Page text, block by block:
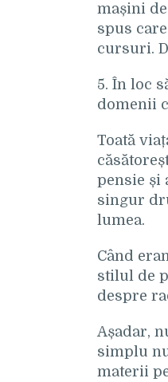
mașini
spus
cursuri.
5. În loc
domenii
Toată
pensie și
singur
lumea.
Când
stilul de
despre
Așadar,
simplu
materii